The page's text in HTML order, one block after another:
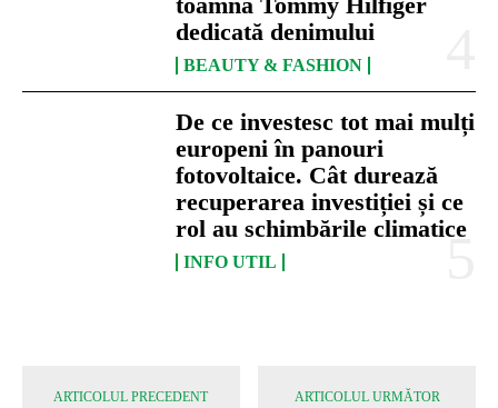
dedicată denimului
BEAUTY & FASHION
De ce investesc tot mai mulți
europeni în panouri
fotovoltaice. Cât durează
recuperarea investiției și ce
rol au schimbările climatice
INFO UTIL
ARTICOLUL PRECEDENT ARTICOLUL URMĂTOR